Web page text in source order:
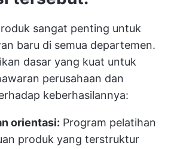
sangat penting untuk
baru di semua departemen.
dasar yang kuat untuk
perusahaan dan
keberhasilannya:
orientasi: Program pelatihan
produk yang terstruktur